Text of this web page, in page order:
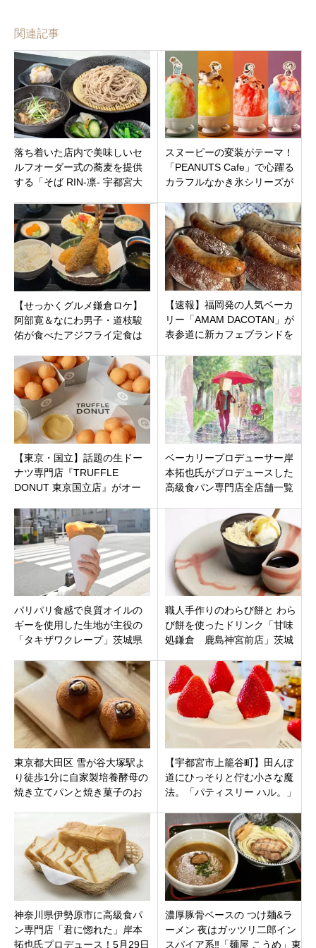
関連記事
落ち着いた店内で美味しいセ
ルフオーダー式の蕎麦を提供
する「そば RIN-凛- 宇都宮大
プン！
スヌーピーの変装がテーマ！
「PEANUTS Cafe」で心躍る
カラフルなかき氷シリーズが
登場
【せっかくグルメ鎌倉ロケ】
阿部寛＆なにわ男子・道枝駿
佑が食べたアジフライ定食は
放送
【速報】福岡発の人気ベーカ
リー「AMAM DACOTAN」が
表参道に新カフェブランドを
マーク誕生
【東京・国立】話題の生ドー
ナツ専門店『TRUFFLE
DONUT 東京国立店』がオー
プがかわいい！
ベーカリープロデューサー岸
本拓也氏がプロデュースした
高級食パン専門店全店舗一覧
県・栃木県・群馬県・茨城
パリパリ食感で良質オイルの
ギーを使用した生地が主役の
「タキザワクレープ」茨城県
職人手作りのわらび餅と わら
び餅を使ったドリンク「甘味
処鎌倉 鹿島神宮前店」茨城
居のすぐそば
東京都大田区 雪が谷大塚駅よ
り徒歩1分に自家製培養酵母の
焼き立てパンと焼き菓子のお
【宇都宮市上籠谷町】田んぼ
道にひっそりと佇む小さな魔
法。「パティスリー ハル。」
ョコショート
神奈川県伊勢原市に高級食パ
ン専門店「君に惚れた」岸本
拓也氏プロデュース！5月29日
濃厚豚骨ベースの つけ麺&ラ
ーメン 夜はガッツリ二郎イン
スパイア系‼️「麺屋 こうめ」東